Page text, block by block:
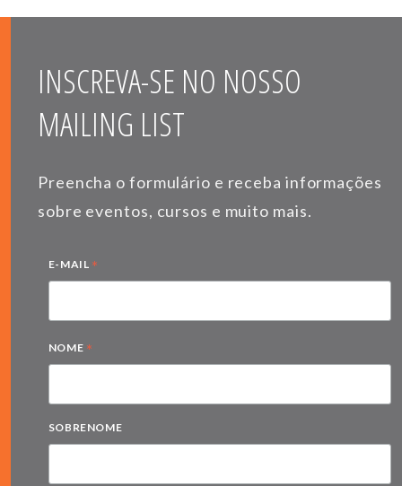
INSCREVA-SE NO NOSSO
MAILING LIST
Preencha o formulário e receba informações
sobre eventos, cursos e muito mais.
E-MAIL *
NOME *
SOBRENOME